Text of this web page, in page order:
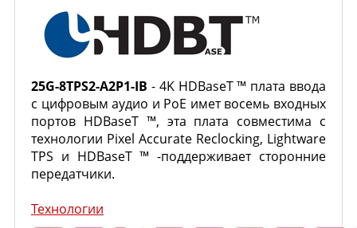
25G-8TPS2-A2P1-IB - 4K HDBaseT ™ плата ввода
с цифровым аудио и PoE имет восемь входных
портов HDBaseT ™, эта плата совместима с
технологии Pixel Accurate Reclocking, Lightware
TPS и HDBaseT ™ -поддерживает сторонние
передатчики.
Технологии